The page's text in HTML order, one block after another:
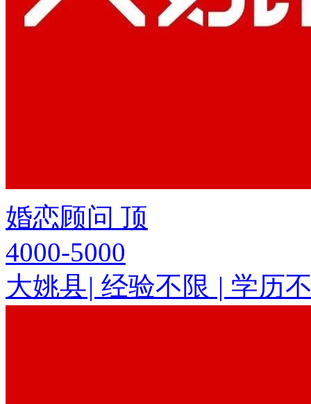
婚恋顾问 顶
4000-5000
大姚县| 经验不限 | 学历